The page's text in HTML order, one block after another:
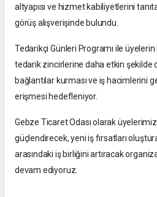
altyapısı ve hizmet kabiliyetlerini
görüş alışverişinde bulundu.
Tedarikçi Günleri Programı ile
tedarik zincirlerine daha etkin şekilde
bağlantılar kurması ve iş hacimlerini
erişmesi hedefleniyor.
Gebze Ticaret Odası olarak
güçlendirecek, yeni iş fırsatları
arasındaki iş birliğini artıracak
devam ediyoruz.